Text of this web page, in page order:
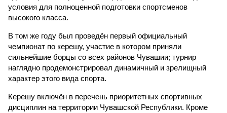
условия для полноценной подготовки спортсменов
высокого класса.
В том же году был проведён первый официальный
чемпионат по керешу, участие в котором приняли
сильнейшие борцы со всех районов Чувашии; турнир
наглядно продемонстрировал динамичный и зрелищный
характер этого вида спорта.
Керешу включён в перечень приоритетных спортивных
дисциплин на территории Чувашской Республики. Кроме